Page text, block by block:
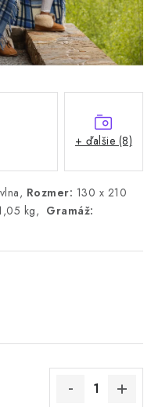
Rozmer: 130 x 210
kg, Gramáž:
+ ďalšie (8)